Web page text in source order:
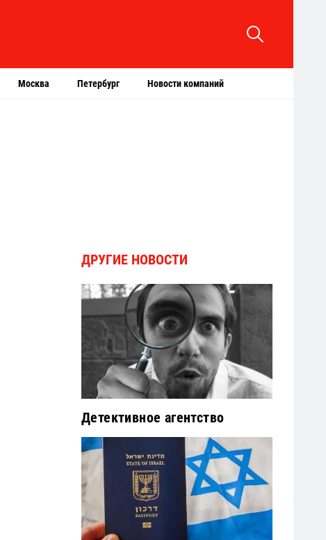
Москва Петербург Новости компаний
ДРУГИЕ НОВОСТИ
Детективное агентство